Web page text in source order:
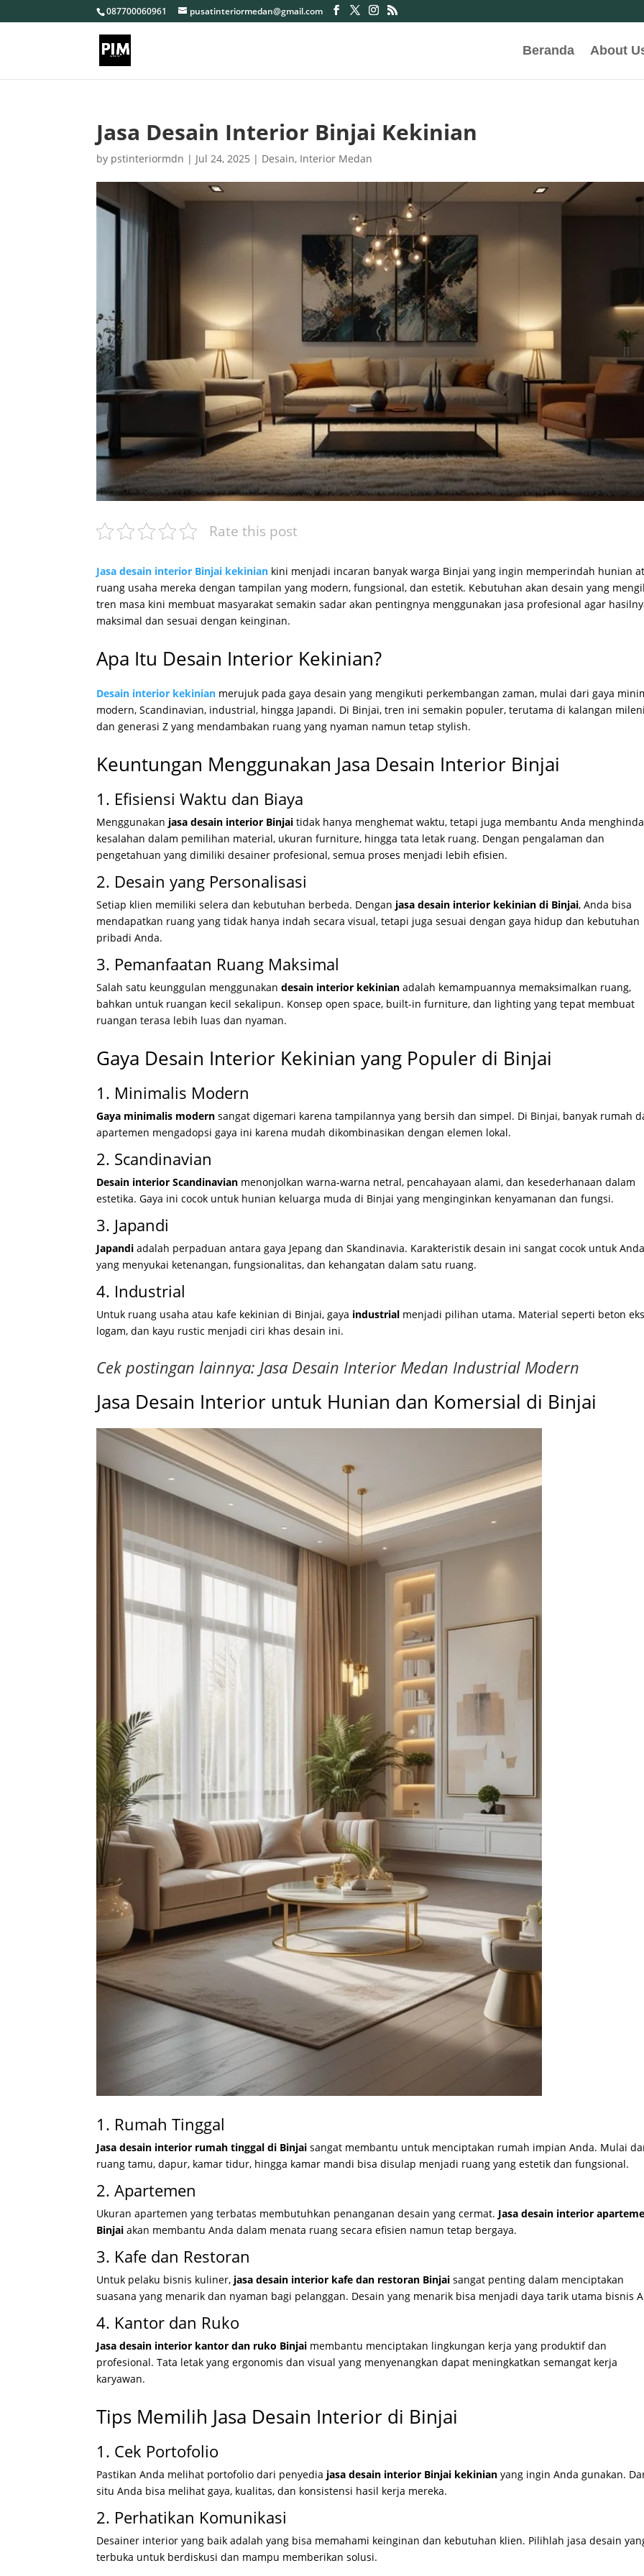
087700060961 pusatinteriormedan@gmail.com
Beranda About
Jasa Desain Interior Binjai Kekinian
by pstinteriormdn | Jul 24, 2025 | Desain, Interior Medan
Rate this post
Jasa desain interior Binjai kekinian kini menjadi incaran banyak warga Binjai yang ingin memperindah hunian
ruang usaha mereka dengan tampilan yang modern, fungsional, dan estetik. Kebutuhan akan desain yang
tren masa kini membuat masyarakat semakin sadar akan pentingnya menggunakan jasa profesional agar
maksimal dan sesuai dengan keinginan.
Apa Itu Desain Interior Kekinian?
Desain interior kekinian merujuk pada gaya desain yang mengikuti perkembangan zaman, mulai dari gaya
modern, Scandinavian, industrial, hingga Japandi. Di Binjai, tren ini semakin populer, terutama di kalangan
dan generasi Z yang mendambakan ruang yang nyaman namun tetap stylish.
Keuntungan Menggunakan Jasa Desain Interior Binjai
1. Efisiensi Waktu dan Biaya
Menggunakan jasa desain interior Binjai tidak hanya menghemat waktu, tetapi juga membantu Anda
kesalahan dalam pemilihan material, ukuran furniture, hingga tata letak ruang. Dengan pengalaman dan
pengetahuan yang dimiliki desainer profesional, semua proses menjadi lebih efisien.
2. Desain yang Personalisasi
Setiap klien memiliki selera dan kebutuhan berbeda. Dengan jasa desain interior kekinian di Binjai, Anda bisa
mendapatkan ruang yang tidak hanya indah secara visual, tetapi juga sesuai dengan gaya hidup dan kebutuhan
pribadi Anda.
3. Pemanfaatan Ruang Maksimal
Salah satu keunggulan menggunakandesain interior kekinian adalah kemampuannya memaksimalkan ruang,
bahkan untuk ruangan kecil sekalipun. Konsep open space, built-in furniture, dan lighting yang tepat membuat
ruangan terasa lebih luas dan nyaman.
Gaya Desain Interior Kekinian yang Populer di Binjai
1. Minimalis Modern
Gaya minimalis modern sangat digemari karena tampilannya yang bersih dan simpel. Di Binjai, banyak rumah
apartemen mengadopsi gaya ini karena mudah dikombinasikan dengan elemen lokal.
2. Scandinavian
Desain interior Scandinavian menonjolkan warna-warna netral, pencahayaan alami, dan kesederhanaan dalam
estetika. Gaya ini cocok untuk hunian keluarga muda di Binjai yang menginginkan kenyamanan dan fungsi.
3. Japandi
Japandi adalah perpaduan antara gaya Jepang dan Skandinavia. Karakteristik desain ini sangat cocok untuk Anda
yang menyukai ketenangan, fungsionalitas, dan kehangatan dalam satu ruang.
4. Industrial
Untuk ruang usaha atau kafe kekinian di Binjai, gaya industrial menjadi pilihan utama. Material seperti beton
logam, dan kayu rustic menjadi ciri khas desain ini.
Cek postingan lainnya: Jasa Desain Interior Medan Industrial Modern
Jasa Desain Interior untuk Hunian dan Komersial di Binjai
1. Rumah Tinggal
Jasa desain interior rumah tinggal di Binjai sangat membantu untuk menciptakan rumah impian Anda. Mulai
ruang tamu, dapur, kamar tidur, hingga kamar mandi bisa disulap menjadi ruang yang estetik dan fungsional.
2. Apartemen
Ukuran apartemen yang terbatas membutuhkan penanganan desain yang cermat. Jasa desain interior
Binjai akan membantu Anda dalam menata ruang secara efisien namun tetap bergaya.
3. Kafe dan Restoran
Untuk pelaku bisnis kuliner, jasa desain interior kafe dan restoran Binjai sangat penting dalam menciptakan
suasana yang menarik dan nyaman bagi pelanggan. Desain yang menarik bisa menjadi daya tarik utama bisnis
4. Kantor dan Ruko
Jasa desain interior kantor dan ruko Binjai membantu menciptakan lingkungan kerja yang produktif dan
profesional. Tata letak yang ergonomis dan visual yang menyenangkan dapat meningkatkan semangat kerja
karyawan.
Tips Memilih Jasa Desain Interior di Binjai
1. Cek Portofolio
Pastikan Anda melihat portofolio dari penyedia jasa desain interior Binjai kekinian yang ingin Anda gunakan.
situ Anda bisa melihat gaya, kualitas, dan konsistensi hasil kerja mereka.
2. Perhatikan Komunikasi
Desainer interior yang baik adalah yang bisa memahami keinginan dan kebutuhan klien. Pilihlah jasa desain
terbuka untuk berdiskusi dan mampu memberikan solusi.